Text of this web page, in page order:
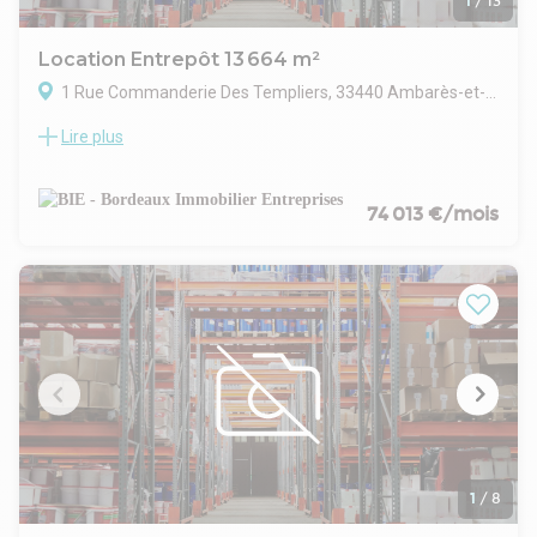
Location Entrepôt 13 664 m²
1 Rue Commanderie Des Templiers, 33440 Ambarès-et-Lagrave
BORDEAUX IMMOBILIER ENTREPRISES vous présente un site
location, idéalement situé à proximité de l'autoroute A10. Ce
vaste ensemble d'entrepôts à Ambarès-et-Lagrave offre
Accès gros porteurs
Structure métallique
Bardage double peau
Couverture bac acier isolé
Plusieurs portes à quai
Dalle béton quartz
Résistance de la dalle: 3T/m²
Bureaux climatisés
ICPE 1510 Enregistrement
Surface RDC : 12629 m²
Surface terrain : 27486
Lire plus
74 013 €/mois
1 / 8